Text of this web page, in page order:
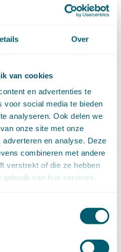
Over
van cookies
en advertenties te
voor social media te bieden
analyseren. Ook delen we
onze site met onze
en analyse. Deze
combineren met andere
verstrekt of die ze hebben
van hun services.
(120)
(220)
(28)